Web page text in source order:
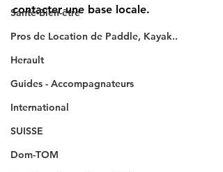
Santé-Bien-être
Pros de Location de Paddle, Kayak..
Herault
Guides - Accompagnateurs
International
SUISSE
Dom-TOM
contacter une base locale.